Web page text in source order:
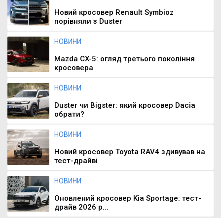
Новий кросовер Renault Symbioz
порівняли з Duster
НОВИНИ
Mazda CX-5: огляд третього покоління
кросовера
НОВИНИ
Duster чи Bigster: який кросовер Dacia
обрати?
НОВИНИ
Новий кросовер Toyota RAV4 здивував на
тест-драйві
НОВИНИ
Оновлений кросовер Kia Sportage: тест-
драйв 2026 р...